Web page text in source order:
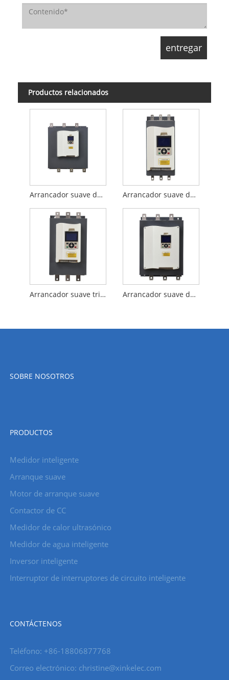
Productos relacionados
Arrancador suave de derivación incorporado de alta calidad de China, 185KW, original trifásico para control de motor Arrancador suave de derivación integrado de 30KW de alto rendimiento para bomba de agua y motor de protección
Arrancador suave trifásico de derivación incorporado, nuevo y Original, 115KW, para máquina Industrial Arrancador suave de triple fase con derivación integrada estándar de China de 132 KW para compresor de aire
SOBRE NOSOTROS
PRODUCTOS
Medidor inteligente
Arranque suave
Motor de arranque suave
Contactor de CC
Medidor de calor ultrasónico
Medidor de agua inteligente
Inversor inteligente
Interruptor de interruptores de circuito inteligente
CONTÁCTENOS
Teléfono: +86-18806877768
Correo electrónico: christine@xinkelec.com